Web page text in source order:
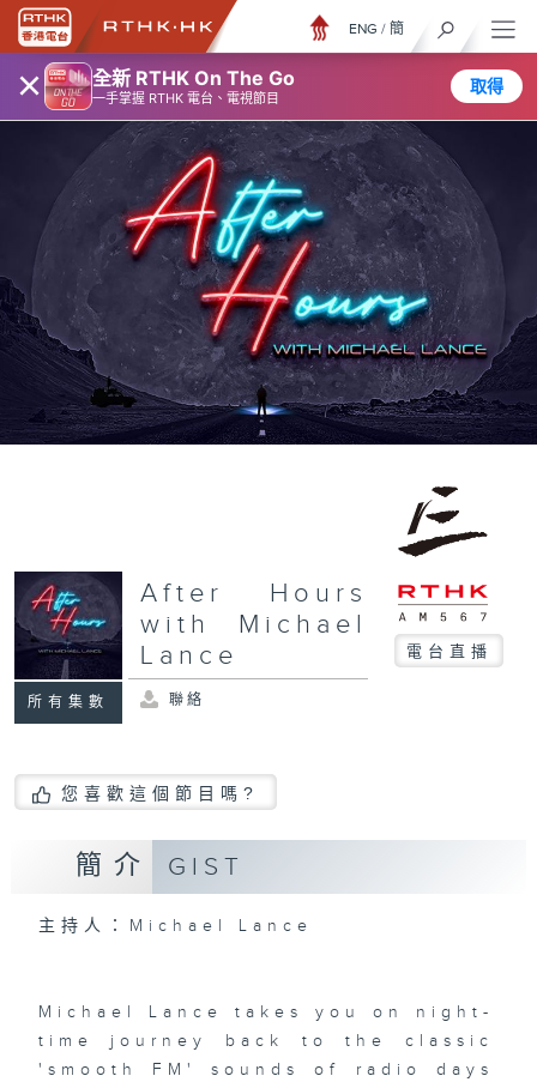
× 全新 RTHK On The Go
一手掌握 RTHK 電台、電視節目
取得
ENG / 簡
所有集數
After Hours
with Michael
Lance
電台直播
聯絡
您喜歡這個節目嗎?
簡介 GIST
主持人：Michael Lance
Michael Lance takes you on night-
time journey back to the classic
'smooth FM' sounds of radio days